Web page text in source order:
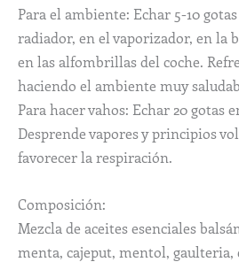
Para el ambiente: Echar 5-10
radiador, en el vaporizador, en la
en las alfombrillas del coche.
haciendo el ambiente muy
Para hacer vahos: Echar 20 gotas
Desprende vapores y principios
favorecer la respiración.
Composición:
Mezcla de aceites esenciales
menta, cajeput, mentol, gaulteria,